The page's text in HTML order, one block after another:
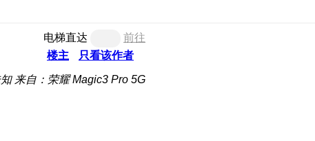
电梯直达
前往
楼主
只看该作者
来自：荣耀 Magic3 Pro 5G